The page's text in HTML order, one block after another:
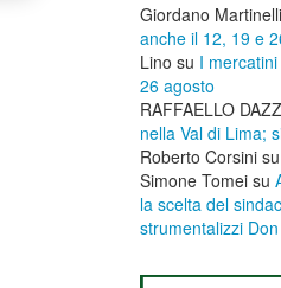
Giordano Martinelli
anche il 12, 19 e
Lino su I
26 agosto
RAFFAELLO
nella Val di Lima;
Roberto Corsini su
Simone Tomei su
la scelta del
strumentalizzi